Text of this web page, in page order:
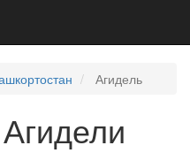
Агидель